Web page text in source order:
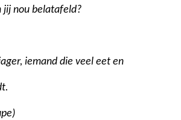
nou belatafeld?
iemand die veel eet en